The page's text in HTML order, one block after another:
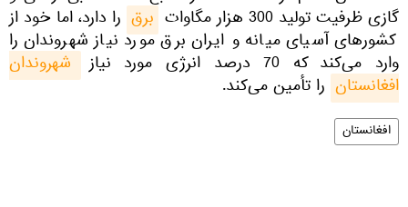
گازی ظرفیت تولید 300 هزار مگاوات برق را دارد، اما خود از
کشورهای آسیای میانه و ایران برق مورد نیاز شهروندان را
وارد می‌کند که 70 درصد انرژی مورد نیاز
افغانستان را تأمین می‌کند.
افغانستان